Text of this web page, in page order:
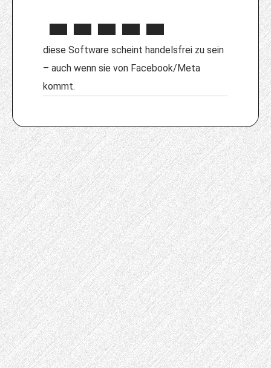
diese Software scheint handelsfrei zu sein
– auch wenn sie von Facebook/Meta
kommt.